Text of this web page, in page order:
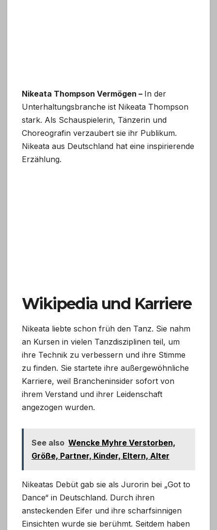
Nikeata Thompson Vermögen – In der
Unterhaltungsbranche ist Nikeata Thompson
stark. Als Schauspielerin, Tänzerin und
Choreografin verzaubert sie ihr Publikum.
Nikeata aus Deutschland hat eine inspirierende
Erzählung.
Wikipedia und Karriere
Nikeata liebte schon früh den Tanz. Sie nahm
an Kursen in vielen Tanzdisziplinen teil, um
ihre Technik zu verbessern und ihre Stimme
zu finden. Sie startete ihre außergewöhnliche
Karriere, weil Brancheninsider sofort von
ihrem Verstand und ihrer Leidenschaft
angezogen wurden.
See also Wencke Myhre Verstorben,
Größe, Partner, Kinder, Eltern, Alter
Nikeatas Debüt gab sie als Jurorin bei „Got to
Dance“ in Deutschland. Durch ihren
ansteckenden Eifer und ihre scharfsinnigen
Einsichten wurde sie berühmt. Seitdem haben